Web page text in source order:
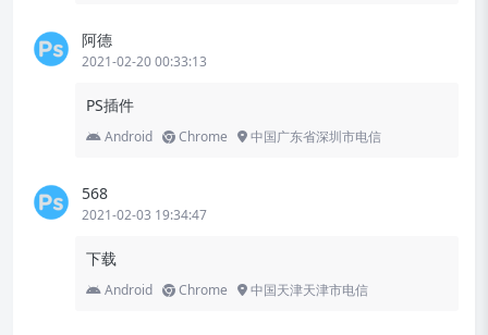
阿德
2021-02-20 00:33:13
PS插件
Android Chrome 中国广东省深圳市电信
568
2021-02-03 19:34:47
下载
Android Chrome 中国天津天津市电信